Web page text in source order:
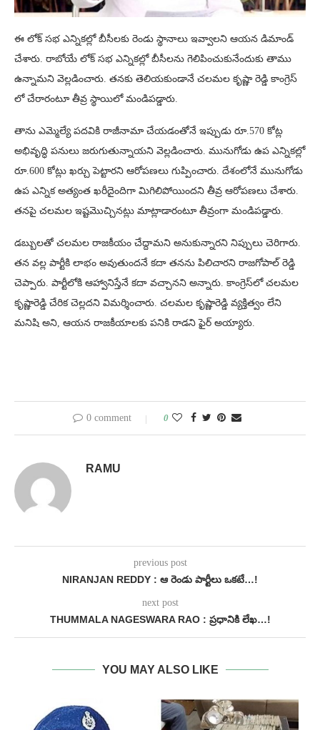
ఈ లోక్ సభ ఎన్నికల్లో బీసీలకు రెండు స్థానాలు ఇవ్వాలని ఆయన డిమాండ్
చేశారు. రాబోయే లోక్ సభ ఎన్నికల్లో బీసీలను గెలిపించుకునేందుకు తాము
ఉన్నామని వెల్లడించారు. తనకు తెలియకుండానే చలమల కృష్ణా రెడ్డి కాంగ్రెస్
లో చేరారంటూ తీవ్ర స్థాయిలో మండిపడ్డారు.
తాను ఎమ్మెల్యే పదవికి రాజీనామా చేయడంతోనే ఇప్పుడు రూ.570 కోట్ల
అభివృద్ధి పనులు జరుగుతున్నాయని వెల్లడించారు. మునుగోడు ఉప ఎన్నికల్లో
రూ.600 కోట్లు ఖర్చు పెట్టారని ఆరోపణలు గుప్పించారు. దేశంలోనే మునుగోడు
ఉప ఎన్నిక అత్యంత ఖరీదైందిగా మిగిలిపోయిందని తీవ్ర ఆరోపణలు చేశారు.
తనపై చలమల ఇష్టమొచ్చినట్లు మాట్లాడారంటూ తీవ్రంగా మండిపడ్డారు.
డబ్బులతో చలమల రాజకీయం చేద్దామని అనుకున్నారని నిప్పులు చెరిగారు.
తన వల్ల పార్టీకి లాభం అవుతుందనే కదా తనను పిలిచారని రాజగోపాల్​ రెడ్డి
చెప్పారు. పార్టీలోకి ఆహ్వానిస్తేనే కదా వచ్చానని అన్నారు. కాంగ్రెస్‌లో చలమల
కృష్ణారెడ్డి చేరిక చెల్లదని విమర్శించారు. చలమల కృష్ణారెడ్డి వ్యక్తిత్వం లేని
మనిషి అని, ఆయన రాజకీయాలకు పనికి రాడని ఫైర్ అయ్యారు.
0 comment 0
RAMU
previous post
NIRANJAN REDDY : ఆ రెండు పార్టీలు ఒకటే…!
next post
THUMMALA NAGESWARA RAO : ప్రధానికి లేఖ…!
YOU MAY ALSO LIKE